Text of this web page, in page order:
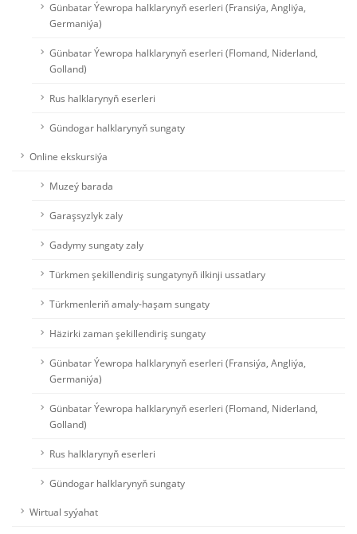
Günbatar Ýewropa halklarynyň eserleri (Fransiýa, Angliýa,
Germaniýa)
Günbatar Ýewropa halklarynyň eserleri (Flomand, Niderland,
Golland)
Rus halklarynyň eserleri
Gündogar halklarynyň sungaty
Online ekskursiýa
Muzeý barada
Garaşsyzlyk zaly
Gadymy sungaty zaly
Türkmen şekillendiriş sungatynyň ilkinji ussatlary
Türkmenleriň amaly-haşam sungaty
Häzirki zaman şekillendiriş sungaty
Günbatar Ýewropa halklarynyň eserleri (Fransiýa, Angliýa,
Germaniýa)
Günbatar Ýewropa halklarynyň eserleri (Flomand, Niderland,
Golland)
Rus halklarynyň eserleri
Gündogar halklarynyň sungaty
Wirtual syýahat